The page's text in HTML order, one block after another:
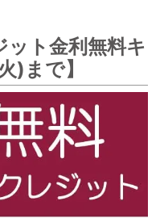
ト金利無料キ
)まで】